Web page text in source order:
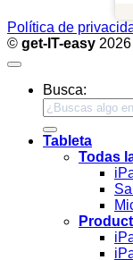
Política de
© get-IT-easy 2026
Busca:
Tableta
Todas